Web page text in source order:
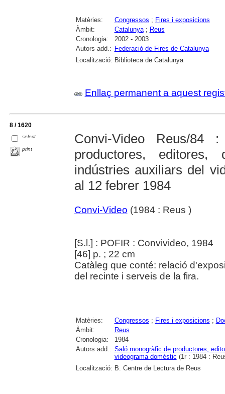
Matèries: Congressos ; Fires i exposicions
Àmbit:
Catalunya; Reus
Cronologia:
2002 - 2003
Autors add.: Federació de Fires de Catalunya
Localització: Biblioteca de Catalunya
Enllaç permanent a aquest
8 / 1620
select
print
Convi-Video Reus/84
productores, editores,
indústries auxiliars del
al 12 febrer 1984
Convi-Video (1984 : Reus )
[S.l.] : POFIR : Convivideo, 1984
[46] p. ; 22 cm
Catàleg que conté: relació
del recinte i serveis de la fira.
Matèries: Congressos ; Fires i exposicions ;
Àmbit:
Reus
Cronologia:
1984
Autors add.: Saló monogràfic de productores,
videograma domèstic (1r : 1984 :
Localització: B. Centre de Lectura de Reus